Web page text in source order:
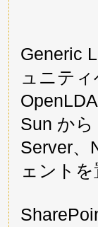
Generic
ュニテ
Sun か
Server、
ェント